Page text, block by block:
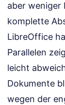
aber weniger
komplette
LibreOffice
Parallelen
leicht
Dokumente
wegen der